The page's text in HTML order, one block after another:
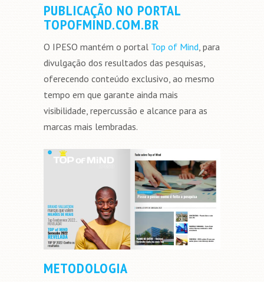
PUBLICAÇÃO NO PORTAL
TOPOFMIND.COM.BR
O IPESO mantém o portal Top of Mind , para
divulgação dos resultados das pesquisas,
oferecendo conteúdo exclusivo, ao mesmo
tempo em que garante ainda mais
visibilidade, repercussão e alcance para as
marcas mais lembradas.
METODOLOGIA